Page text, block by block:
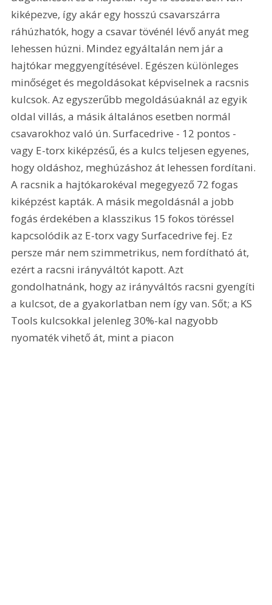
kiképezve, így akár egy hosszú csavarszárra
ráhúzhatók, hogy a csavar tövénél lévő anyát meg
lehessen húzni. Mindez egyáltalán nem jár a
hajtókar meggyengítésével. Egészen különleges
minőséget és megoldásokat képviselnek a racsnis
kulcsok. Az egyszerűbb megoldásúaknál az egyik
oldal villás, a másik általános esetben normál
csavarokhoz való ún. Surfacedrive - 12 pontos -
vagy E-torx kiképzésű, és a kulcs teljesen egyenes,
hogy oldáshoz, meghúzáshoz át lehessen fordítani.
A racsnik a hajtókarokéval megegyező 72 fogas
kiképzést kapták. A másik megoldásnál a jobb
fogás érdekében a klasszikus 15 fokos töréssel
kapcsolódik az E-torx vagy Surfacedrive fej. Ez
persze már nem szimmetrikus, nem fordítható át,
ezért a racsni irányváltót kapott. Azt
gondolhatnánk, hogy az irányváltós racsni gyengíti
a kulcsot, de a gyakorlatban nem így van. Sőt; a KS
Tools kulcsokkal jelenleg 30%-kal nagyobb
nyomaték vihető át, mint a piacon